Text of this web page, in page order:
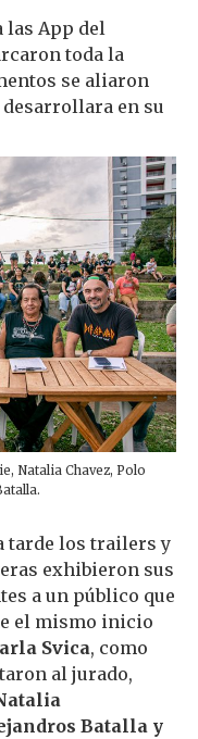
las App del
toda la
se aliaron
en su
Natalia Chavez, Polo
tarde los trailers y
exhibieron sus
a un público que
el mismo inicio
Svica, como
al jurado,
Batalla y